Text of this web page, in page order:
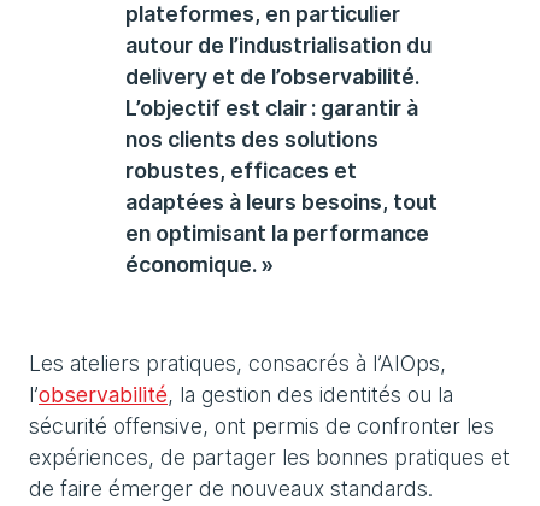
plateformes, en particulier
autour de l’industrialisation du
delivery et de l’observabilité.
L’objectif est clair : garantir à
nos clients des solutions
robustes, efficaces et
adaptées à leurs besoins, tout
en optimisant la performance
économique. »
Les ateliers pratiques, consacrés à l’AIOps,
l’observabilité, la gestion des identités ou la
sécurité offensive, ont permis de confronter les
expériences, de partager les bonnes pratiques et
de faire émerger de nouveaux standards.